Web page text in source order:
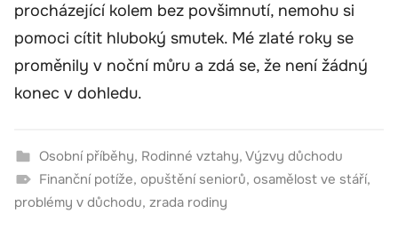
procházející kolem bez povšimnutí, nemohu si
pomoci cítit hluboký smutek. Mé zlaté roky se
proměnily v noční můru a zdá se, že není žádný
konec v dohledu.
Osobní příběhy, Rodinné vztahy, Výzvy důchodu
Finanční potíže, opuštění seniorů, osamělost ve stáří,
problémy v důchodu, zrada rodiny